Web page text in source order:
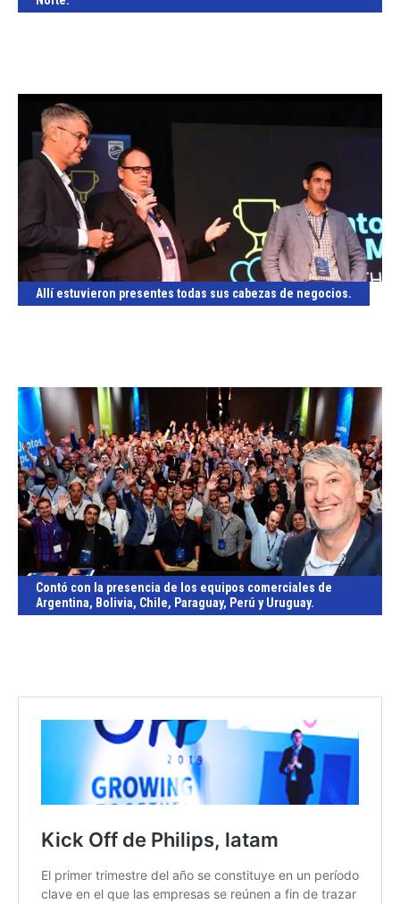
Allí estuvieron presentes todas sus cabezas de negocios.
Contó con la presencia de los equipos comerciales de
Argentina, Bolivia, Chile, Paraguay, Perú y Uruguay.